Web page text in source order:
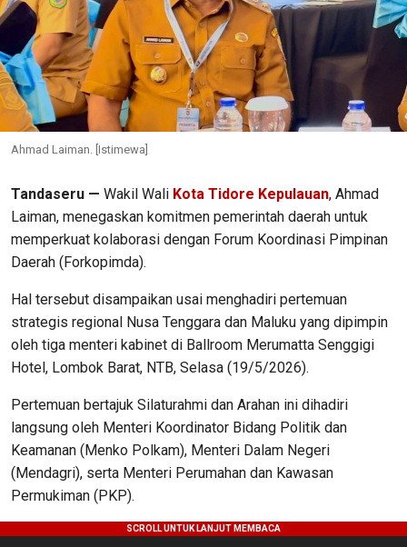
Ahmad Laiman. [Istimewa]
Tandaseru — Wakil Wali Kota Tidore Kepulauan, Ahmad
Laiman, menegaskan komitmen pemerintah daerah untuk
memperkuat kolaborasi dengan Forum Koordinasi Pimpinan
Daerah (Forkopimda).
Hal tersebut disampaikan usai menghadiri pertemuan
strategis regional Nusa Tenggara dan Maluku yang dipimpin
oleh tiga menteri kabinet di Ballroom Merumatta Senggigi
Hotel, Lombok Barat, NTB, Selasa (19/5/2026).
​Pertemuan bertajuk Silaturahmi dan Arahan ini dihadiri
langsung oleh Menteri Koordinator Bidang Politik dan
Keamanan (Menko Polkam), Menteri Dalam Negeri
(Mendagri), serta Menteri Perumahan dan Kawasan
Permukiman (PKP).